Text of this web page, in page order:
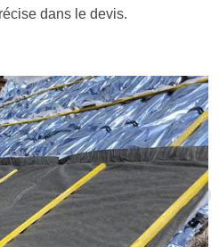
dans le devis.